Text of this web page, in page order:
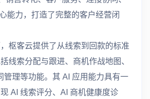
能力，打造了完整的客户经营闭
枢客云提供了从线索到回款的标准
线索分配与跟进、商机作战地图、
管理等功能。其 AI 应用能力具有一
AI 线索评分、AI 商机健康度诊